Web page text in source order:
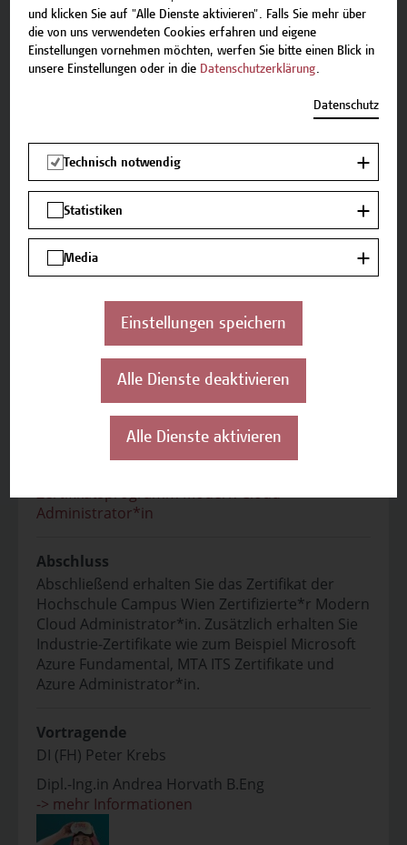
Sessions, Practice Tests, Workshops und Instructure
Led Training, User Engagement und Reporting, Q&A
Sessions, Examen.
Zielgruppe
Teilnehmer*innen, die über Förderprogramme
(„Jobs PLUS Ausbildung - im Rahmen der
Implacementstiftung Wiener Fachkräfteinitiative
(IMP FKI)“, waff) selektiert werden: bitte
informieren Sie sich über die Voraussetzungen.
Einzelpersonen, die sich für dieses Programm
entscheiden und es selbst finanzieren.
Unternehmen, die ihre Mitarbeiter*innen
ausbilden wollen. Dropouts und abgewiesene
Bewerber*innen der Hochschule Campus Wien
können auch die Förderprogramme in Anspruch
nehmen, wenn sie die Voraussetzungen erfüllen.
Zertifikatsprogramm Modern Cloud
Administrator*in
Abschluss
Abschließend erhalten Sie das Zertifikat der
Hochschule Campus Wien Zertifizierte*r Modern
Cloud Administrator*in. Zusätzlich erhalten Sie
Industrie-Zertifikate wie zum Beispiel Microsoft
Azure Fundamental, MTA ITS Zertifikate und
Azure Administrator*in.
Vortragende
DI (FH) Peter Krebs
Dipl.-Ing.in Andrea Horvath B.Eng
-> mehr Informationen
und klicken Sie auf "Alle Dienste aktivieren". Falls Sie mehr über
die von uns verwendeten Cookies erfahren und eigene
Einstellungen vornehmen möchten, werfen Sie bitte einen Blick in
unsere Einstellungen oder in die Datenschutzerklärung.
Datenschutz
Technisch notwendig
Statistiken
Media
Einstellungen speichern
Alle Dienste deaktivieren
Alle Dienste aktivieren